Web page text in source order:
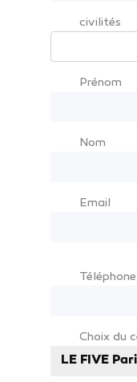
civilités
Prénom
Nom
Email
Téléphone
Choix du
LE FIVE